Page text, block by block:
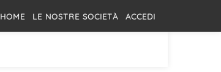
HOME LE NOSTRE SOCIETÀ ACCEDI